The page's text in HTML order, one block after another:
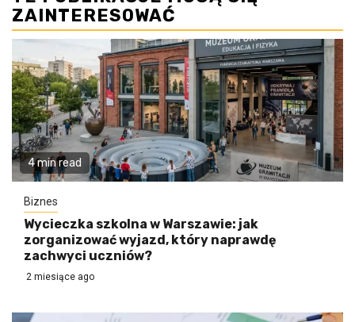
ZAINTERESOWAĆ
4 min read
Biznes
Wycieczka szkolna w Warszawie: jak
zorganizować wyjazd, który naprawdę
zachwyci uczniów?
2 miesiące ago